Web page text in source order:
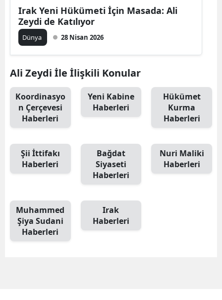
Irak Yeni Hükümeti İçin Masada: Ali
Zeydi de Katılıyor
Dünya 28 Nisan 2026
Ali Zeydi İle İlişkili Konular
Koordinasyo
n Çerçevesi
Haberleri
Yeni Kabine
Haberleri
Hükümet
Kurma
Haberleri
Şii İttifakı
Haberleri
Bağdat
Siyaseti
Haberleri
Nuri Maliki
Haberleri
Muhammed
Şiya Sudani
Haberleri
Irak
Haberleri